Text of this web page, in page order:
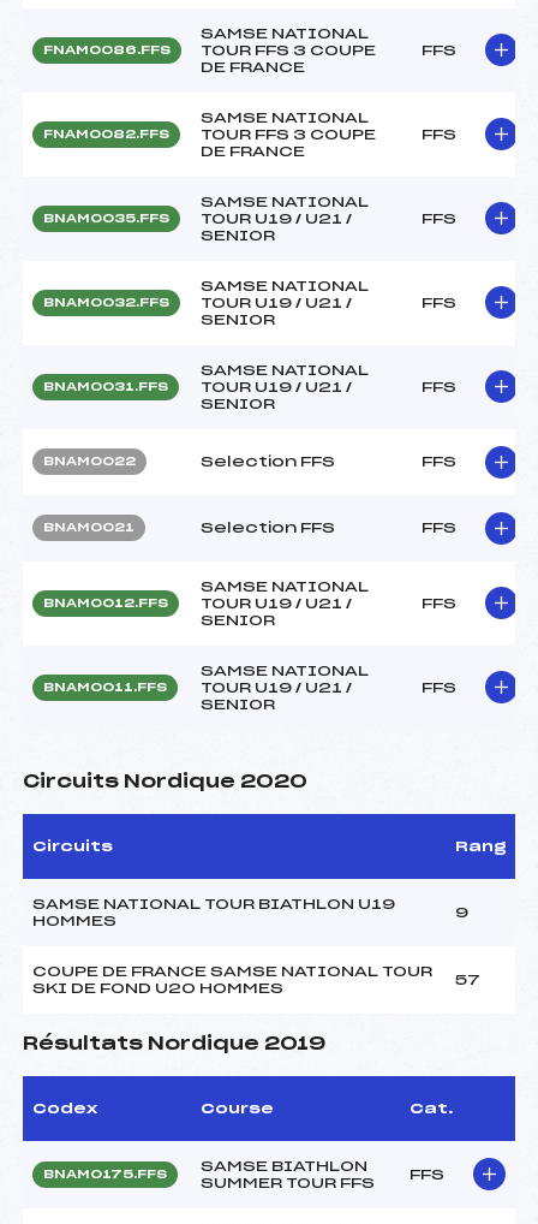
FNAM0086.FFS
SAMSE NATIONAL
TOUR FFS 3 COUPE
DE FRANCE
FFS
FNAM0082.FFS
SAMSE NATIONAL
TOUR FFS 3 COUPE
DE FRANCE
FFS
BNAM0035.FFS
SAMSE NATIONAL
TOUR U19 / U21 /
SENIOR
FFS
BNAM0032.FFS
SAMSE NATIONAL
TOUR U19 / U21 /
SENIOR
FFS
BNAM0031.FFS
SAMSE NATIONAL
TOUR U19 / U21 /
SENIOR
FFS
BNAM0022 Selection FFS FFS
BNAM0021 Selection FFS FFS
BNAM0012.FFS
SAMSE NATIONAL
TOUR U19 / U21 /
SENIOR
FFS
BNAM0011.FFS
SAMSE NATIONAL
TOUR U19 / U21 /
SENIOR
FFS
Circuits Nordique 2020
Circuits Rang
SAMSE NATIONAL TOUR BIATHLON U19
HOMMES
9
COUPE DE FRANCE SAMSE NATIONAL TOUR
SKI DE FOND U20 HOMMES
57
Résultats Nordique 2019
Codex Course Cat.
BNAM0175.FFS
SAMSE BIATHLON
SUMMER TOUR FFS
FFS